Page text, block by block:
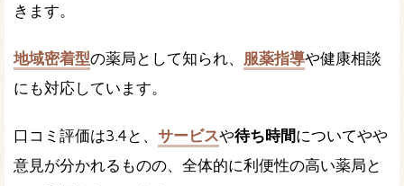
きます。
地域密着型の薬局として知られ、 服薬指導や健康相談
にも対応しています。
口コミ評価は3.4と、 サービスや待ち時間についてやや
意見が分かれるものの、全体的に利便性の高い薬局と